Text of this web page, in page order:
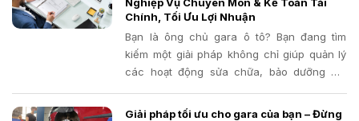
Nghiệp Vụ Chuyên Môn & Kế Toán Tài
Chính, Tối Ưu Lợi Nhuận
Bạn là ông chủ gara ô tô? Bạn đang tìm
kiếm một giải pháp không chỉ giúp quản lý
các hoạt động sửa chữa, bảo dưỡng mà
toán tài chính, giúp bạn nắm bắt bức tranh
Giải pháp tối ưu cho gara của bạn – Đừng